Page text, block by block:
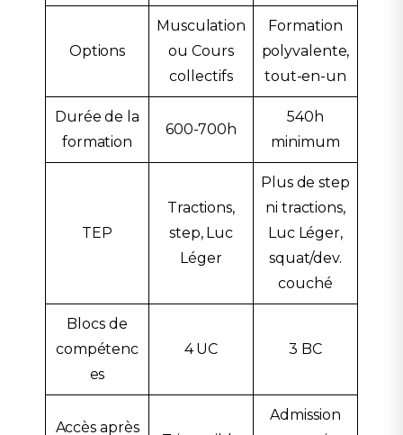
Options
Musculation
ou Cours
collectifs
Formation
polyvalente,
tout-en-un
Durée de la
formation
600-700h
540h
minimum
TEP
Tractions,
step, Luc
Léger
Plus de step
ni tractions,
Luc Léger,
squat/dev.
couché
Blocs de
compétenc
es
4 UC 3 BC
Accès après
Admission